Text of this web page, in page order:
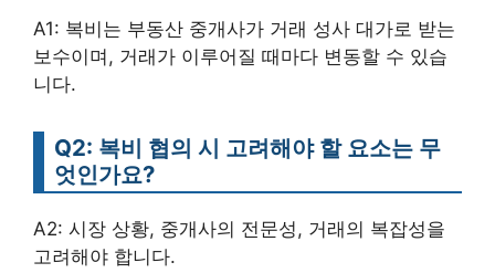
A1: 복비는 부동산 중개사가 거래 성사 대가로 받는
보수이며, 거래가 이루어질 때마다 변동할 수 있습
니다.
Q2: 복비 협의 시 고려해야 할 요소는 무
엇인가요?
A2: 시장 상황, 중개사의 전문성, 거래의 복잡성을
고려해야 합니다.